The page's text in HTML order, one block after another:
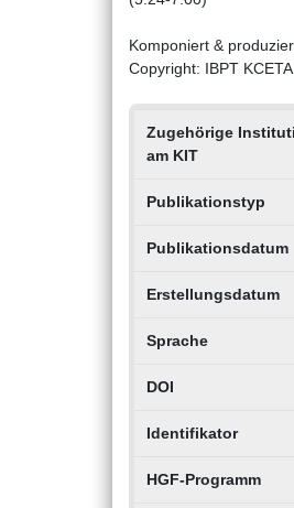
Komponiert &
Copyright: IBPT
Zugehörige
am KIT
Publikationstyp
Publikationsdatum
Erstellungsdatum
Sprache
DOI
Identifikator
HGF-Programm